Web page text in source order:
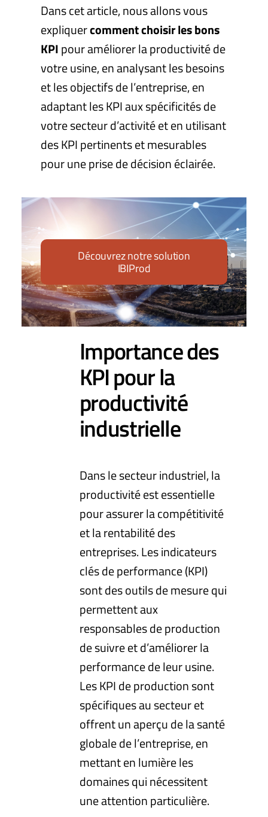
Dans cet article, nous allons vous
expliquercomment choisir les bons
KPIpour améliorer la productivité de
votre usine, en analysant les besoins
et les objectifs de l’entreprise, en
adaptant les KPI aux spécificités de
votre secteur d’activité et en utilisant
des KPI pertinents et mesurables
pour une prise de décision éclairée.
Découvrez notre solution
IBIProd
Importance des
KPI pour la
productivité
industrielle
Dans le secteur industriel, la
productivité est essentielle
pour assurer la compétitivité
et la rentabilité des
entreprises. Les indicateurs
clés de performance (KPI)
sont des outils de mesure qui
permettent aux
responsables de production
de suivre et d’améliorer la
performance de leur usine.
Les KPI de production sont
spécifiques au secteur et
offrent un aperçu de la santé
globale de l’entreprise, en
mettant en lumière les
domaines qui nécessitent
une attention particulière.